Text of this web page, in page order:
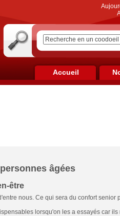
Accueil
âgées
être
nous. Ce qui sera du confort
lorsqu'on les a essayés car